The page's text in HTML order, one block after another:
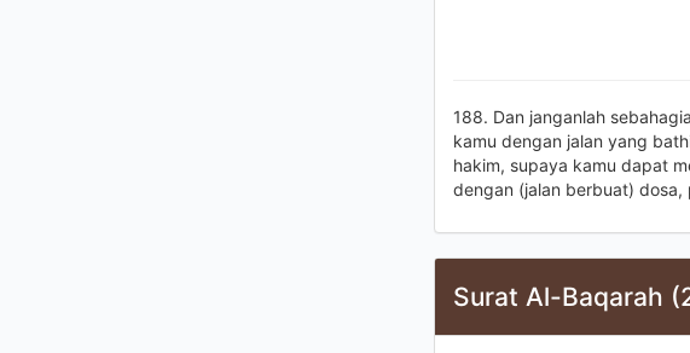
188. Dan janganlah
kamu dengan jalan yang
hakim, supaya kamu dapat
dengan (jalan berbuat) dosa,
Surat Al-Baqarah